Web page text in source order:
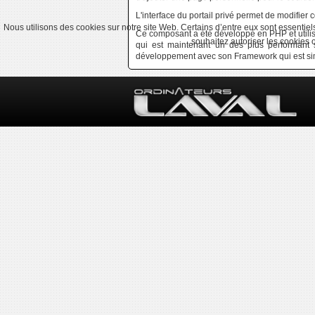
L'interface du portail privé permet de modifier
Ce composant a été développé en PHP et
qui est maintenant un des plus
développement avec son Framework qui est
Nous utilisons des cookies sur notre site Web. Certains d’entre eux sont
souhaitez autoriser les cookies